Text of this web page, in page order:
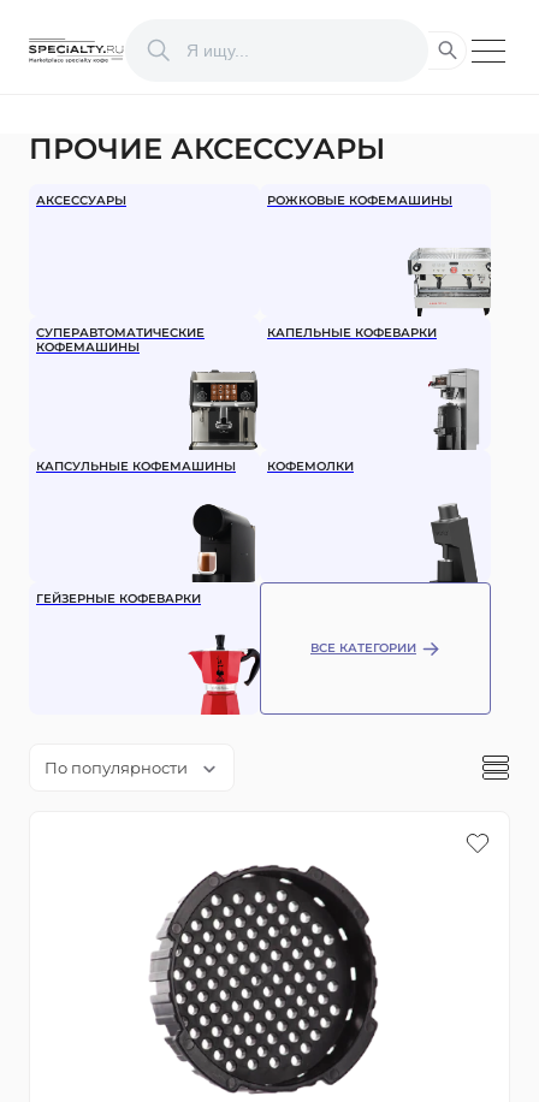
ПРОЧИЕ АКСЕССУАРЫ
АКСЕССУАРЫ РОЖКОВЫЕ КОФЕМАШИНЫ
СУПЕРАВТОМАТИЧЕСКИЕ
КОФЕМАШИНЫ
КАПЕЛЬНЫЕ КОФЕВАРКИ
КАПСУЛЬНЫЕ КОФЕМАШИНЫ КОФЕМОЛКИ
ГЕЙЗЕРНЫЕ КОФЕВАРКИ
ВСЕ КАТЕГОРИИ
По популярности